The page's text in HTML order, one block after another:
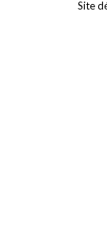
Site